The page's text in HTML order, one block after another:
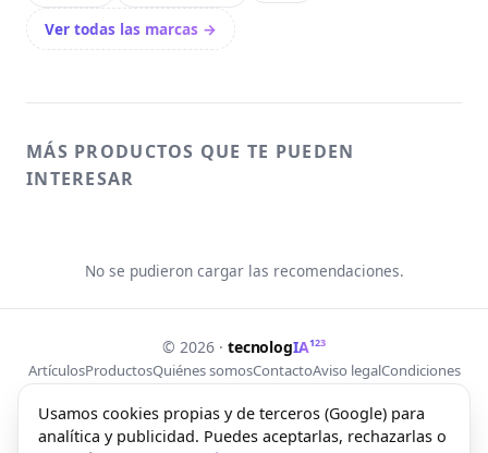
Ver todas las marcas →
MÁS PRODUCTOS QUE TE PUEDEN
INTERESAR
No se pudieron cargar las recomendaciones.
© 2026 · tecnologIA123
ArtículosProductosQuiénes somosContactoAviso legalCondiciones
Web creada con Free Lab Tools
Usamos cookies propias y de terceros (Google) para
analítica y publicidad. Puedes aceptarlas, rechazarlas o